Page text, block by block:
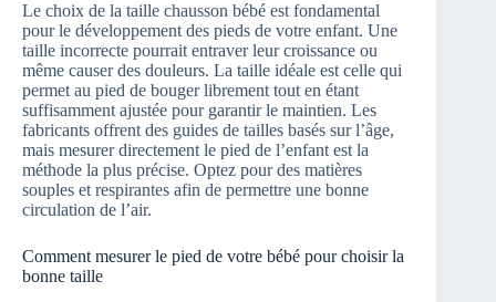
Le choix de la taille chausson bébé est fondamental
pour le développement des pieds de votre enfant. Une
taille incorrecte pourrait entraver leur croissance ou
même causer des douleurs. La taille idéale est celle qui
permet au pied de bouger librement tout en étant
suffisamment ajustée pour garantir le maintien. Les
fabricants offrent des guides de tailles basés sur l’âge,
mais mesurer directement le pied de l’enfant est la
méthode la plus précise. Optez pour des matières
souples et respirantes afin de permettre une bonne
circulation de l’air.
Comment mesurer le pied de votre bébé pour choisir la
bonne taille